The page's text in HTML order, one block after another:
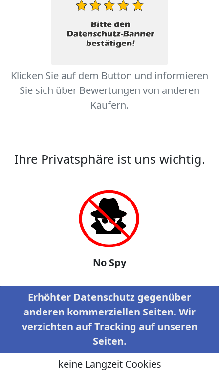
Klicken Sie auf dem Button und informieren
Sie sich über Bewertungen von anderen
Käufern.
Ihre Privatsphäre ist uns wichtig.
No Spy
Erhöhter Datenschutz gegenüber
anderen kommerziellen Seiten. Wir
verzichten auf Tracking auf unseren
Seiten.
keine Langzeit Cookies